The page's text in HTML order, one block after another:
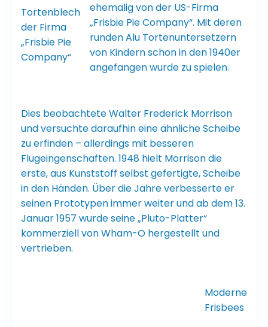
Tortenblech
der Firma
„Frisbie Pie
Company“
ehemalig von der US-Firma
„Frisbie Pie Company“. Mit deren
runden Alu Tortenuntersetzern
von Kindern schon in den 1940er
angefangen wurde zu spielen.
Dies beobachtete Walter Frederick Morrison
und versuchte daraufhin eine ähnliche Scheibe
zu erfinden – allerdings mit besseren
Flugeingenschaften. 1948 hielt Morrison die
erste, aus Kunststoff selbst gefertigte, Scheibe
in den Händen. Über die Jahre verbesserte er
seinen Prototypen immer weiter und ab dem 13.
Januar 1957 wurde seine „Pluto-Platter“
kommerziell von Wham-O hergestellt und
vertrieben.
Moderne
Frisbees